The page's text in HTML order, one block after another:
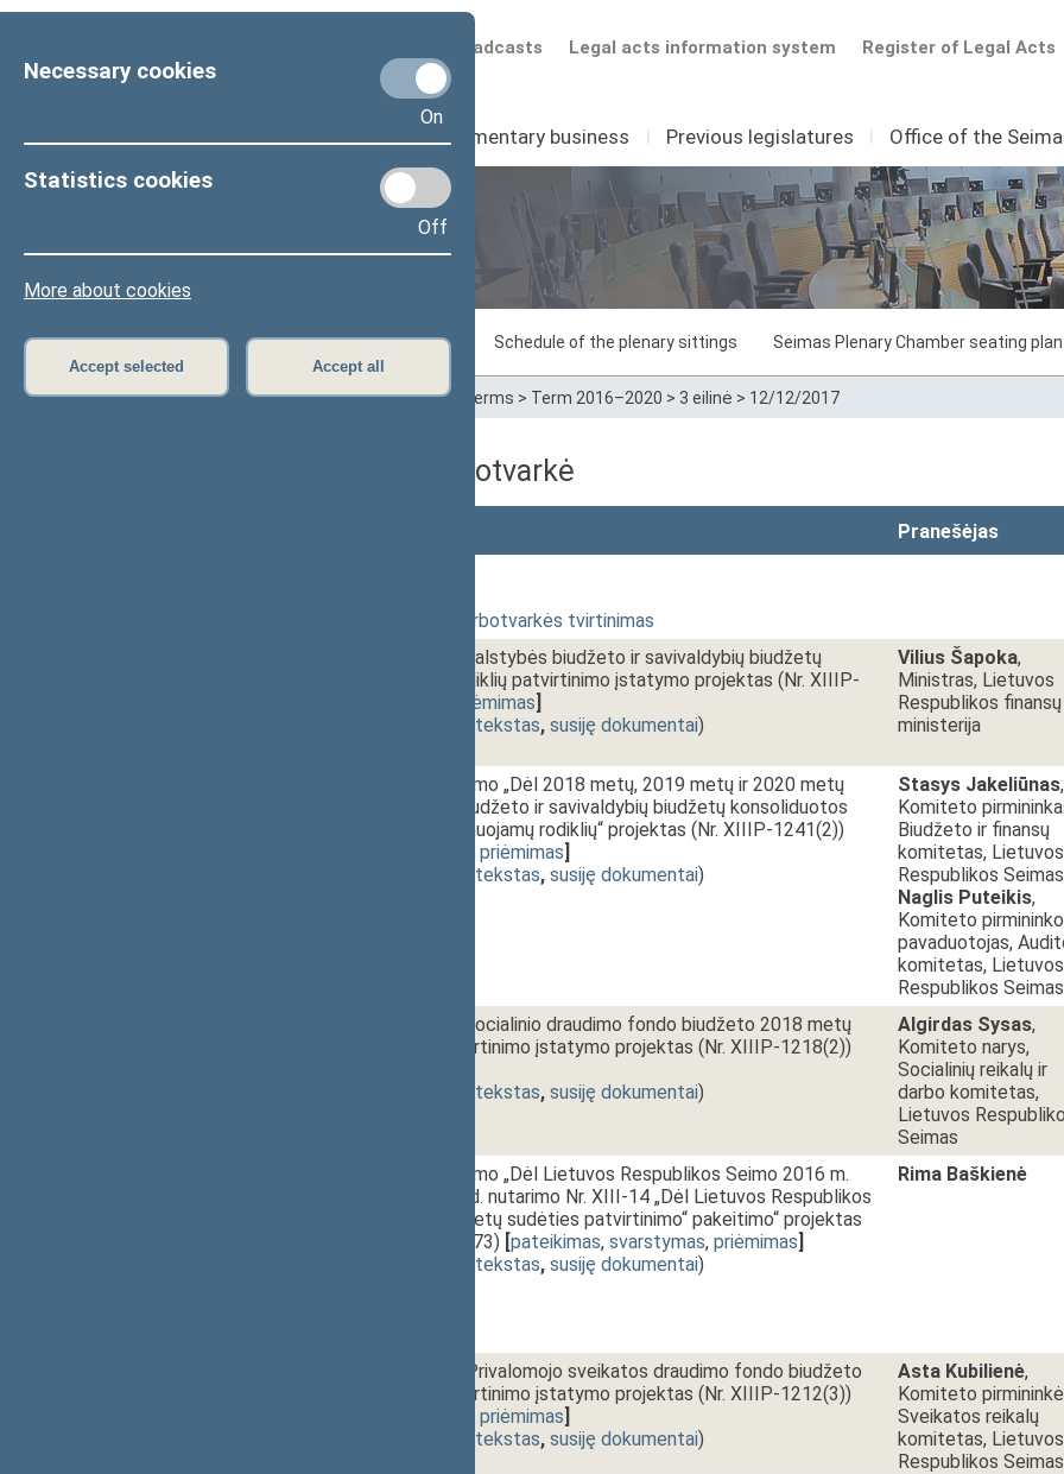
Necessary cookies
On
Statistics cookies
Off
More about cookies
Accept selected Accept all
Register of Legal Acts
Legal acts information system
Scheduled broadcasts
Seimas I Parliamentary business I Previous legislatures I Office of the
Sitting in progress Plenary sittings Schedule of the plenary sittings Seimas Plenary Chamber seating plan
Home>Plenary sittings>Parliamentary terms > Term 2016–2020 > 3 eilinė > 12/12/2017
12/12/2017 dienos darbotvarkė
Pranešėjas
Posėdžio darbotvarkės tvirtinimas
2018 metų valstybės biudžeto ir savivaldybių biudžetų
finansinių rodiklių patvirtinimo įstatymo projektas (Nr. XIIIP-
priėmimas]
dokumento tekstas, susiję dokumentai)
Vilius Šapoka,
Ministras, Lietuvos
Respublikos finansų
ministerija
Seimo nutarimo „Dėl 2018 metų, 2019 metų ir 2020 metų
valstybės biudžeto ir savivaldybių biudžetų konsoliduotos
visumos planuojamų rodiklių“ projektas (Nr. XIIIP-1241(2))
priėmimas]
dokumento tekstas, susiję dokumentai)
Stasys Jakeliūnas,
Komiteto
Biudžeto ir finansų
komitetas, Lietuvos
Respublikos
Naglis Puteikis,
Komiteto pirmininko
pavaduotojas,
komitetas, Lietuvos
Respublikos Seimas
Valstybinio socialinio draudimo fondo biudžeto 2018 metų
rodiklių patvirtinimo įstatymo projektas (Nr. XIIIP-1218(2))
dokumento tekstas, susiję dokumentai)
Algirdas Sysas,
Komiteto narys,
Socialinių reikalų ir
darbo komitetas,
Lietuvos
Seimas
Seimo nutarimo „Dėl Lietuvos Respublikos Seimo 2016 m.
lapkričio 16 d. nutarimo Nr. XIII-14 „Dėl Lietuvos Respublikos
Seimo komitetų sudėties patvirtinimo“ pakeitimo“ projektas
(Nr. XIIIP-1473) [pateikimas, svarstymas, priėmimas]
dokumento tekstas, susiję dokumentai)
Rima Baškienė
2018 metų Privalomojo sveikatos draudimo fondo biudžeto
rodiklių patvirtinimo įstatymo projektas (Nr. XIIIP-1212(3))
priėmimas]
dokumento tekstas, susiję dokumentai)
Asta Kubilienė,
Komiteto
Sveikatos reikalų
komitetas, Lietuvos
Respublikos Seimas